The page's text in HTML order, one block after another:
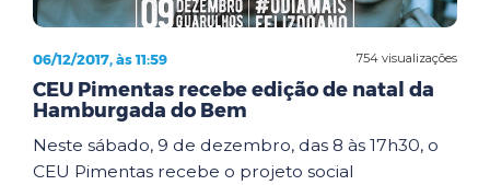
754 visualizações
06/12/2017, às 11:59
CEU Pimentas recebe edição de natal da
Hamburgada do Bem
Neste sábado, 9 de dezembro, das 8 às 17h30, o
CEU Pimentas recebe o projeto social